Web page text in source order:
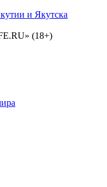
(18+)